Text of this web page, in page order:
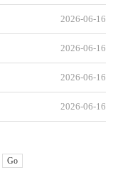
2026-06-16
2026-06-16
2026-06-16
2026-06-16
Go